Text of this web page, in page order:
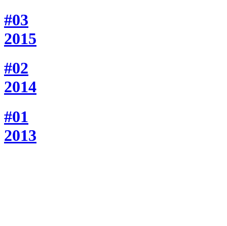
#03
2015
#02
2014
#01
2013